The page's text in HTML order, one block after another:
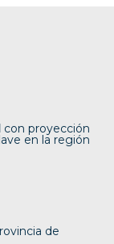
con proyección
en la región
de